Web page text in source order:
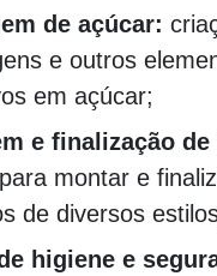
de açúcar:
e outros
em açúcar;
e finalização
montar e
de diversos
higiene e